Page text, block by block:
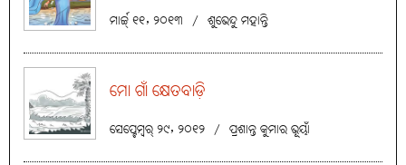
ମାର୍ଚ୍ଚ୍ ୧୧, ୨୦୧୩ / ଶୁଭେନ୍ଦୁ ମହାନ୍ତି
ମୋ ଗାଁ କ୍ଷେତବାଡ଼ି
ସେପ୍ଟେମ୍ବର୍ ୨୯, ୨୦୧୨ / ପ୍ରଶାନ୍ତ କୁମାର ଭୂୟାଁ